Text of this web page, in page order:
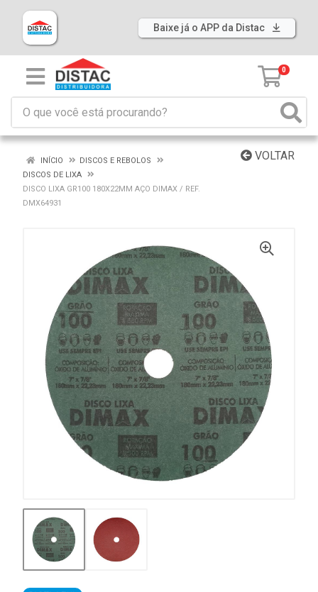
Baixe já o APP da Distac
0
VOLTAR
INÍCIO
DISCOS E REBOLOS
DISCOS DE LIXA
DISCO LIXA GR100 180X22MM AÇO DIMAX / REF.
DMX64931